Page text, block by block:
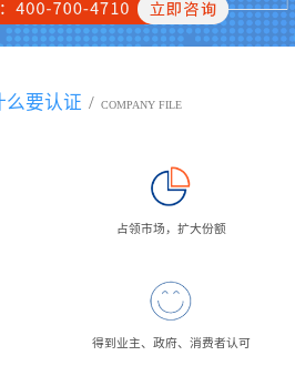
么要认证 / COMPANY FILE
占领市场，扩大份额
得到业主、政府、消费者认可